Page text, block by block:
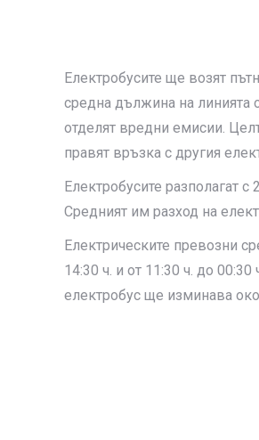
Електробусите ще возят
средна дължина на линията
отделят вредни емисии.
правят връзка с другия
Електробусите разполагат
Средният им разход на
Електрическите превозни
14:30 ч. и от 11:30 ч. до
електробус ще изминава